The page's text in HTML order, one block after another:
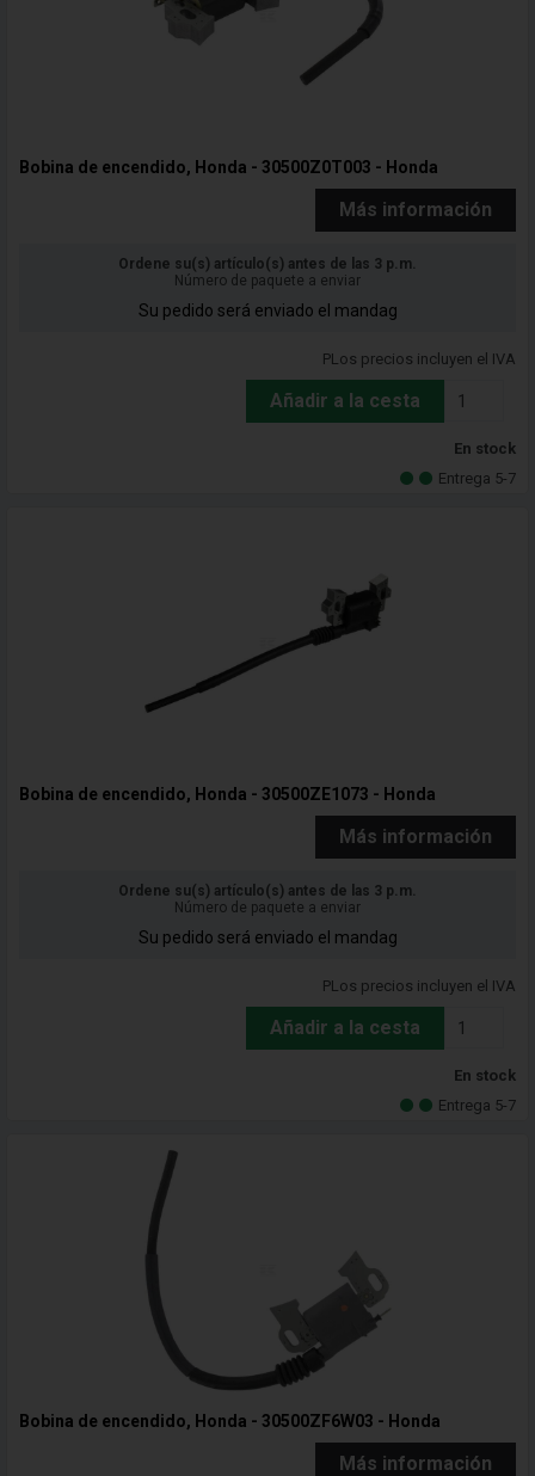
Bobina de encendido, Honda - 30500Z0T003 - Honda
Más información
Ordene su(s) artículo(s) antes de las 3 p.m.
Número de paquete a enviar
Su pedido será enviado el mandag
PLos precios incluyen el IVA
Añadir a la cesta
En stock
Entrega 5-7
Bobina de encendido, Honda - 30500ZE1073 - Honda
Más información
Ordene su(s) artículo(s) antes de las 3 p.m.
Número de paquete a enviar
Su pedido será enviado el mandag
PLos precios incluyen el IVA
Añadir a la cesta
En stock
Entrega 5-7
Bobina de encendido, Honda - 30500ZF6W03 - Honda
Más información